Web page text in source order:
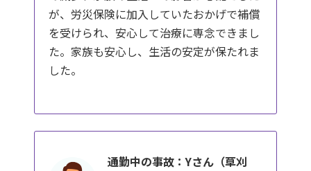
が、労災保険に加入していたおかげで補償
を受けられ、安心して治療に専念できまし
た。家族も安心し、生活の安定が保たれま
した。
通勤中の事故：Yさん（草刈